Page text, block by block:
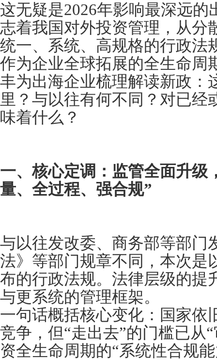
这无疑是2026年影响最深远
志着我国对外投资管理，从分
统一、系统、高规格的行政法
作为企业全球拓展的全生命周
丰为出海企业梳理解读新政：
里？与以往有何不同？对已经
味着什么？
一、核心定调：监管全面升级
量、全过程、强合规”
与以往发改委、商务部等部门
法》等部门规章不同，本次是
布的行政法规。法律层级的提
与更系统的管理框架。
一句话概括核心变化：国家依
竞争，但“走出去”的门槛已从
资全生命周期的“系统性合规